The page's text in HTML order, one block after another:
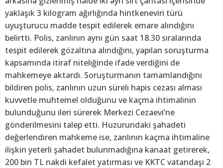
yaklaşık 3 kilogram ağırlığında hintkeneviri türü
uyuşturucu madde tespit edilerek emare alındığını
belirtti. Polis, zanlının aynı gün saat 18.30 sıralarında
tespit edilerek gözaltına alındığını, yapılan soruşturma
kapsamında itiraf niteliğinde ifade verdiğini de
mahkemeye aktardı. Soruşturmanın tamamlandığını
bildiren polis, zanlının uzun süreli hapis cezası alması
kuvvetle muhtemel olduğunu ve kaçma ihtimalinin
bulunduğunu ileri sürerek Merkezi Cezaevi’ne
gönderilmesini talep etti. Huzurundaki şahadeti
değerlendiren mahkeme ise, zanlının kaçma ihtimaline
ilişkin yeterli şahadet bulunmadığına kanaat getirerek,
200 bin TL nakdi kefalet yatırması ve KKTC vatandaşı 2